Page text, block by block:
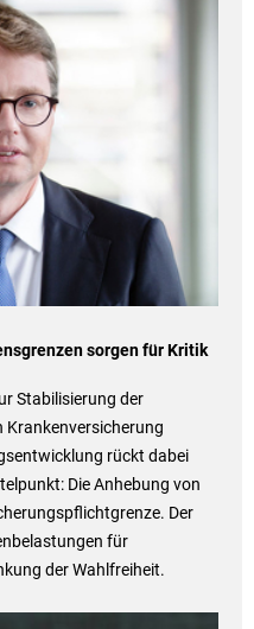
sorgen für Kritik
Stabilisierung der
Krankenversicherung
rückt dabei
Die Anhebung von
Der
für
der Wahlfreiheit.